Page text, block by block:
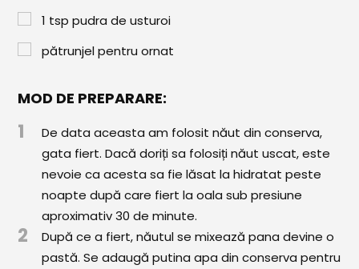
Rețete Vegetariene
Salate
Rețete Video
Comunitatea
iCooking
Librărie
1 tsp pudra de usturoi
pătrunjel pentru ornat
MOD DE PREPARARE:
1
De data aceasta am folosit năut din conserva,
gata fiert. Dacă doriți sa folosiți năut uscat, este
nevoie ca acesta sa fie lăsat la hidratat peste
noapte după care fiert la oala sub presiune
aproximativ 30 de minute.
2
După ce a fiert, năutul se mixează pana devine o
pastă. Se adaugă putina apa din conserva pentru